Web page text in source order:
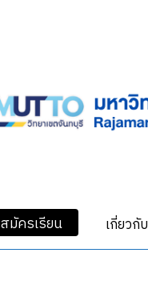
สมัครเรียน เกี่ยวกับ